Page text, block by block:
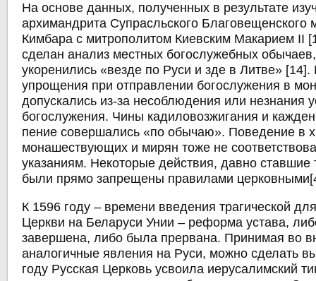
На основе данных, полученных в результате
архимандрита Супрасльского Благовещенского
Кимбара с митрополитом Киевским Макарием II
сделан анализ местных богослужебных
укоренились «везде по Руси и зде в Литве»
упрощения при отправлении богослужения в
допускались из-за несоблюдения или незнания
богослужения. Чины кадиловозжигания и
пение совершались «по обычаю». Поведение в
монашествующих и мирян тоже не
указаниям. Некоторые действия, давно
были прямо запрещены правилами
К 1596 году – времени введения трагической
Церкви на Беларуси Унии – реформа устава,
завершена, либо была прервана. Принимая во
аналогичные явления на Руси, можно сделать
году Русская Церковь усвоила иерусалимский